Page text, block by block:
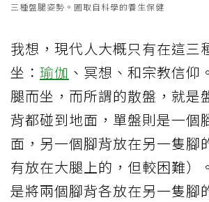
三種盤腿姿勢。圖取自科學的養生保健
我想，現代人大概只有在這三
坐： 瑜伽 、冥想、和宗教信仰
腿而坐，而所謂的散盤，就是
背都碰到地面，單盤則是一個
面，另一個腳背放在另一隻腳
有放在大腿上的，但較困難）
是將兩個腳背各放在另一隻腳